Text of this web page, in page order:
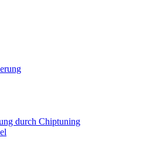
durch Chiptuning